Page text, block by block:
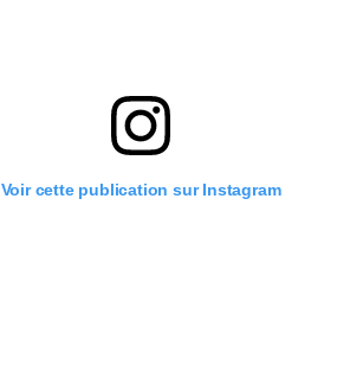
Voir cette publication sur Instagram